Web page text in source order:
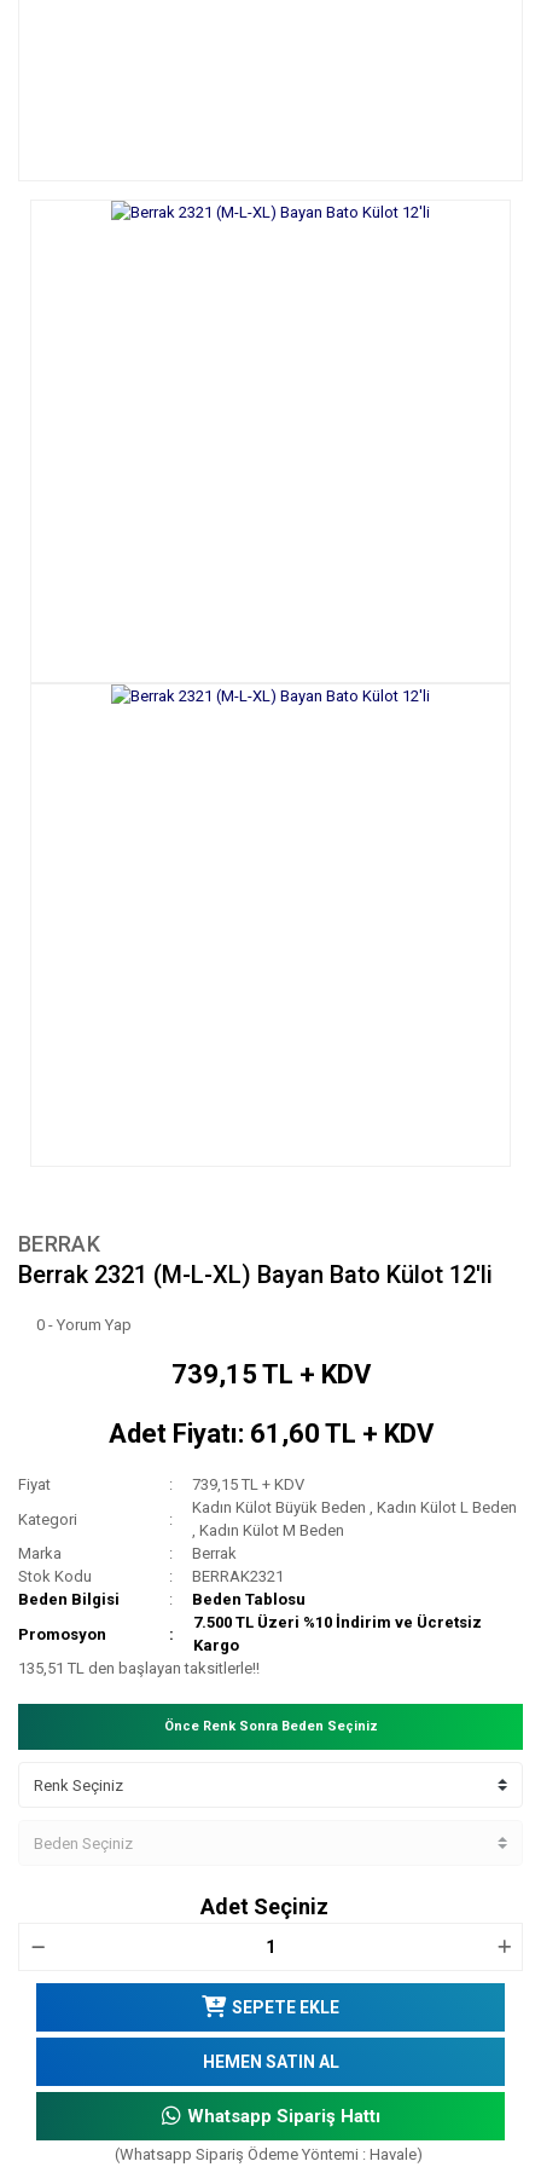
BERRAK
Berrak 2321 (M-L-XL) Bayan Bato Külot 12'li
0 - Yorum Yap
739,15 TL + KDV
Adet Fiyatı: 61,60 TL + KDV
Fiyat
739,15 TL + KDV
Kategori
Kadın Külot Büyük Beden ,Kadın Külot L Beden
,Kadın Külot M Beden
Marka
Berrak
Stok Kodu
BERRAK2321
Beden Bilgisi
Beden Tablosu
Promosyon
7.500 TL Üzeri %10 İndirim ve Ücretsiz
Kargo
135,51 TL den başlayan taksitlerle!!
Önce Renk Sonra Beden Seçiniz
Adet Seçiniz
SEPETE EKLE
HEMEN SATIN AL
Whatsapp Sipariş Hattı
(Whatsapp Sipariş Ödeme Yöntemi : Havale)